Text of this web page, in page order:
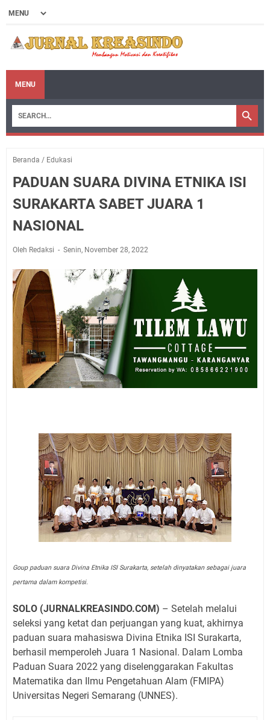
MENU
Beranda / Edukasi
PADUAN SUARA DIVINA ETNIKA ISI
SURAKARTA SABET JUARA 1
NASIONAL
Oleh Redaksi Senin, November 28, 2022
Goup paduan suara Divina Etnika ISI Surakarta, setelah dinyatakan sebagai juara
pertama dalam kompetisi.
SOLO (JURNALKREASINDO.COM) – Setelah melalui
seleksi yang ketat dan perjuangan yang kuat, akhirnya
paduan suara mahasiswa Divina Etnika ISI Surakarta,
berhasil memperoleh Juara 1 Nasional. Dalam Lomba
Paduan Suara 2022 yang diselenggarakan Fakultas
Matematika dan Ilmu Pengetahuan Alam (FMIPA)
Universitas Negeri Semarang (UNNES).